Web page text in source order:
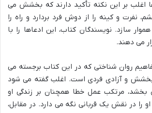
اغلب بر این نکته تأکید دارند که بخشش می
نفرت و کینه را از دوش فرد بردارد و راه را
سازد. نویسندگان کتاب، این ادعاها را با
می دهند.
روان شناختی که در این کتاب برجسته می
بخشش و آزادی فردی است. اغلب گفته می شود
بخشد، مرتکب عمل خطا همچنان بر زندگی او
را در نقش یک قربانی نگه می دارد. در مقابل،